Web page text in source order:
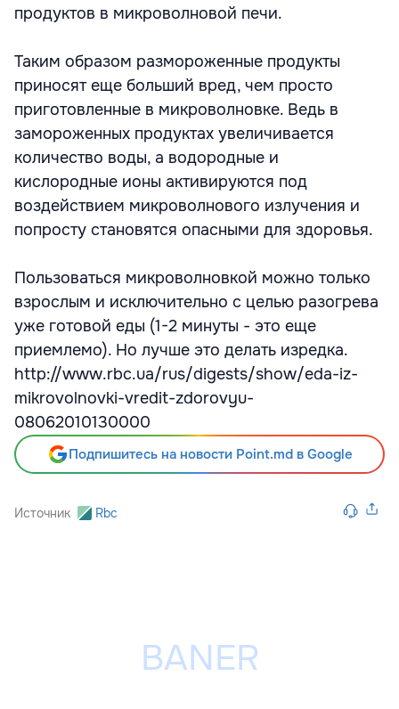
продуктов в микроволновой печи.
Таким образом размороженные продукты
приносят еще больший вред, чем просто
приготовленные в микроволновке. Ведь в
замороженных продуктах увеличивается
количество воды, а водородные и
кислородные ионы активируются под
воздействием микроволнового излучения и
попросту становятся опасными для здоровья.
Пользоваться микроволновкой можно только
взрослым и исключительно с целью разогрева
уже готовой еды (1-2 минуты - это еще
приемлемо). Но лучше это делать изредка.
http://www.rbc.ua/rus/digests/show/eda-iz-
mikrovolnovki-vredit-zdorovyu-
08062010130000
Подпишитесь на новости Point.md в Google
Источник Rbc